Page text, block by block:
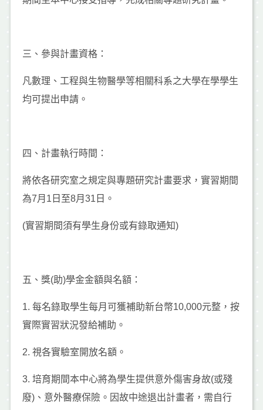
三、參與計畫資格：
凡數理、工程與生物醫學等相關科系之大學在學學生
均可提出申請。
四、計畫執行時間：
將依各研究室之規定與專題研究計畫要求，實習期間
為7月1日至8月31日。
(實習期間須有學生身份或有錄取通知)
五、獎(助)學金金額與名額：
1. 每名錄取學生每月可獲補助新台幣10,000元整，按
實際實習狀況發給補助。
2. 視各實驗室開放名額。
3. 培育期間本中心將為學生提供意外傷害身故(或殘
廢)、意外醫療保險。因故中途退出計畫者，需自行